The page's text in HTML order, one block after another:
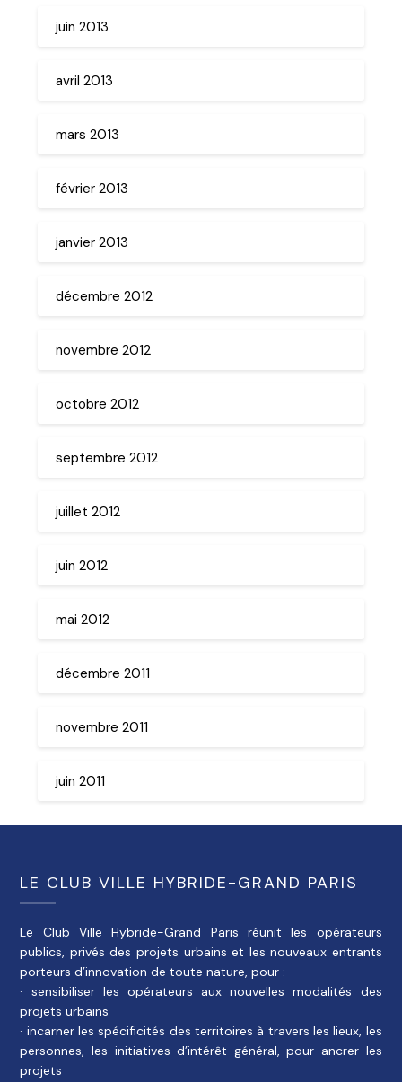
juin 2013
avril 2013
mars 2013
février 2013
janvier 2013
décembre 2012
novembre 2012
octobre 2012
septembre 2012
juillet 2012
juin 2012
mai 2012
décembre 2011
novembre 2011
juin 2011
LE CLUB VILLE HYBRIDE-GRAND PARIS
Le Club Ville Hybride-Grand Paris réunit les opérateurs
publics, privés des projets urbains et les nouveaux entrants
porteurs d’innovation de toute nature, pour :
· sensibiliser les opérateurs aux nouvelles modalités des
projets urbains
· incarner les spécificités des territoires à travers les lieux, les
personnes, les initiatives d’intérêt général, pour ancrer les
projets